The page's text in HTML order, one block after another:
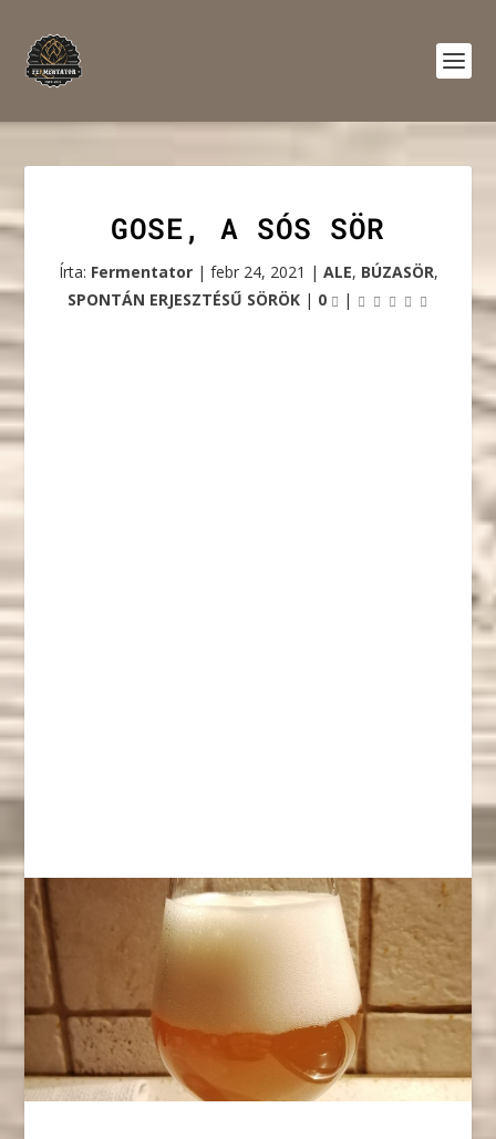
GOSE, A SÓS SÖR
Írta: Fermentator| febr 24, 2021 | ALE, BÚZASÖR,
SPONTÁN ERJESZTÉSŰ SÖRÖK| 0 |